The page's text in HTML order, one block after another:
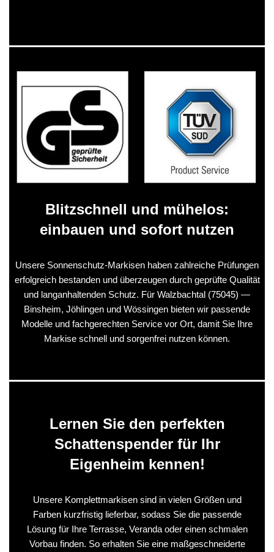
Blitzschnell und mühelos:
einbauen und sofort nutzen
Unsere Sonnenschutz-Markisen haben zahlreiche Prüfungen
erfolgreich bestanden und überzeugen durch geprüfte Qualität
und langanhaltenden Schutz. Für Walzbachtal (75045) —
Binsheim, Jöhlingen und Wössingen bieten wir passende
Modelle und fachgerechten Service vor Ort, damit Sie Ihre
Markise schnell und sorgenfrei nutzen können.
Lernen Sie den perfekten
Schattenspender für Ihr
Eigenheim kennen!
Unsere Komplettmarkisen sind in vielen Größen und
Farben kurzfristig lieferbar, sodass Sie die passende
Lösung für Ihre Terrasse, Veranda oder einen schmalen
Vorbau finden. So erhalten Sie eine maßgeschneiderte